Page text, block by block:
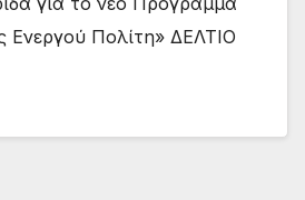
Ενεργού Πολίτη» ΔΕΛΤΙΟ